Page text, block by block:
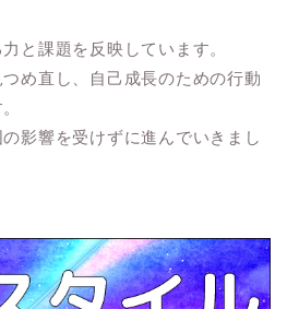
と課題を反映しています。
め直し、自己成長のための行動
影響を受けずに進んでいきまし